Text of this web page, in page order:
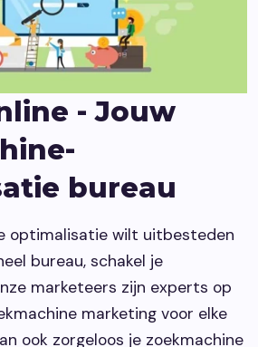
opnemen
- Jouw
bureau
optimalisatie wilt uitbesteden
bureau, schakel je
marketeers zijn experts op
marketing voor elke
ook zorgeloos je zoekmachine